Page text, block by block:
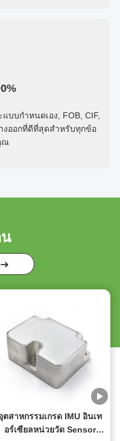
บกำหนดเอง, FOB, CIF,
งออกที่ดีที่สุดสำหรับทุกข้อ
ณ
ตสาหกรรมเกรด IMU อินเท
อร์เซียลหน่วยวัด Sensor